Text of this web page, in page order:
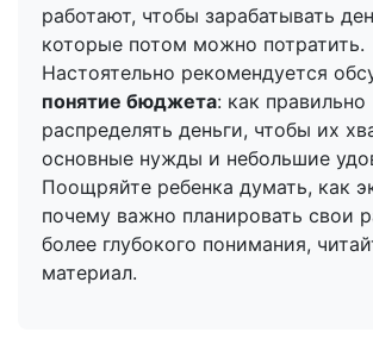
работают, чтобы зарабатывать
которые потом можно потратить.
Настоятельно рекомендуется
понятие бюджета: как правильно
распределять деньги, чтобы их
основные нужды и небольшие
Поощряйте ребенка думать, как
почему важно планировать свои
более глубокого понимания,
материал.